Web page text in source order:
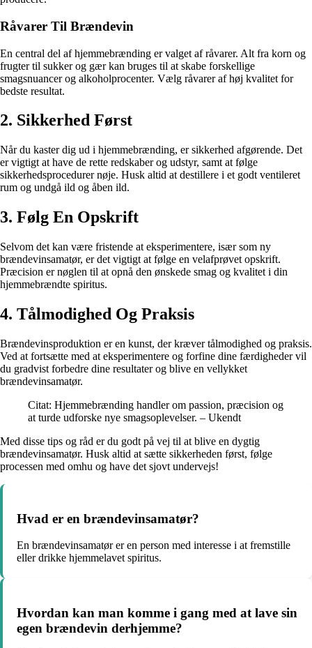
Råvarer Til Brændevin
En central del af hjemmebrænding er valget af råvarer. Alt fra korn og
frugter til sukker og gær kan bruges til at skabe forskellige
smagsnuancer og alkoholprocenter. Vælg råvarer af høj kvalitet for
bedste resultat.
2. Sikkerhed Først
Når du kaster dig ud i hjemmebrænding, er sikkerhed afgørende. Det
er vigtigt at have de rette redskaber og udstyr, samt at følge
sikkerhedsprocedurer nøje. Husk altid at destillere i et godt ventileret
rum og undgå ild og åben ild.
3. Følg En Opskrift
Selvom det kan være fristende at eksperimentere, især som ny
brændevinsamatør, er det vigtigt at følge en velafprøvet opskrift.
Præcision er nøglen til at opnå den ønskede smag og kvalitet i din
hjemmebrændte spiritus.
4. Tålmodighed Og Praksis
Brændevinsproduktion er en kunst, der kræver tålmodighed og praksis.
Ved at fortsætte med at eksperimentere og forfine dine færdigheder vil
du gradvist forbedre dine resultater og blive en vellykket
brændevinsamatør.
Citat: Hjemmebrænding handler om passion, præcision og
at turde udforske nye smagsoplevelser. – Ukendt
Med disse tips og råd er du godt på vej til at blive en dygtig
brændevinsamatør. Husk altid at sætte sikkerheden først, følge
processen med omhu og have det sjovt undervejs!
Hvad er en brændevinsamatør?
En brændevinsamatør er en person med interesse i at fremstille
eller drikke hjemmelavet spiritus.
Hvordan kan man komme i gang med at lave sin
egen brændevin derhjemme?